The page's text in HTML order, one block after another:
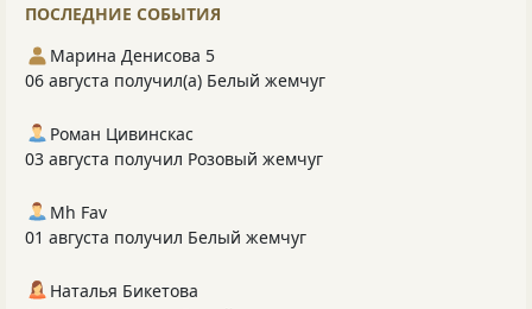
ПОСЛЕДНИЕ СОБЫТИЯ
Марина Денисова 5
06 августа получил(а) Белый жемчуг
Роман Цивинскас
03 августа получил Розовый жемчуг
Mh Fav
01 августа получил Белый жемчуг
Наталья Бикетова